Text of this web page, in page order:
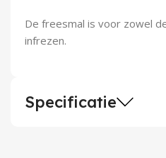
De freesmal is voor zowel
infrezen.
Specificatie